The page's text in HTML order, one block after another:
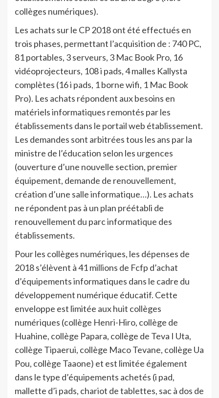
collèges numériques).
Les achats sur le CP 2018 ont été effectués en
trois phases, permettant l’acquisition de : 740 PC,
81 portables, 3 serveurs, 3 Mac Book Pro, 16
vidéoprojecteurs, 108 i pads, 4 malles Kallysta
complètes (16 i pads, 1 borne wifi, 1 Mac Book
Pro). Les achats répondent aux besoins en
matériels informatiques remontés par les
établissements dans le portail web établissement.
Les demandes sont arbitrées tous les ans par la
ministre de l’éducation selon les urgences
(ouverture d’une nouvelle section, premier
équipement, demande de renouvellement,
création d’une salle informatique…). Les achats
ne répondent pas à un plan préétabli de
renouvellement du parc informatique des
établissements.
Pour les collèges numériques, les dépenses de
2018 s’élèvent à 41 millions de Fcfp d’achat
d’équipements informatiques dans le cadre du
développement numérique éducatif. Cette
enveloppe est limitée aux huit collèges
numériques (collège Henri-Hiro, collège de
Huahine, collège Papara, collège de Teva I Uta,
collège Tipaerui, collège Maco Tevane, collège Ua
Pou, collège Taaone) et est limitée également
dans le type d’équipements achetés (i pad,
mallette d’i pads, chariot de tablettes, sac à dos de